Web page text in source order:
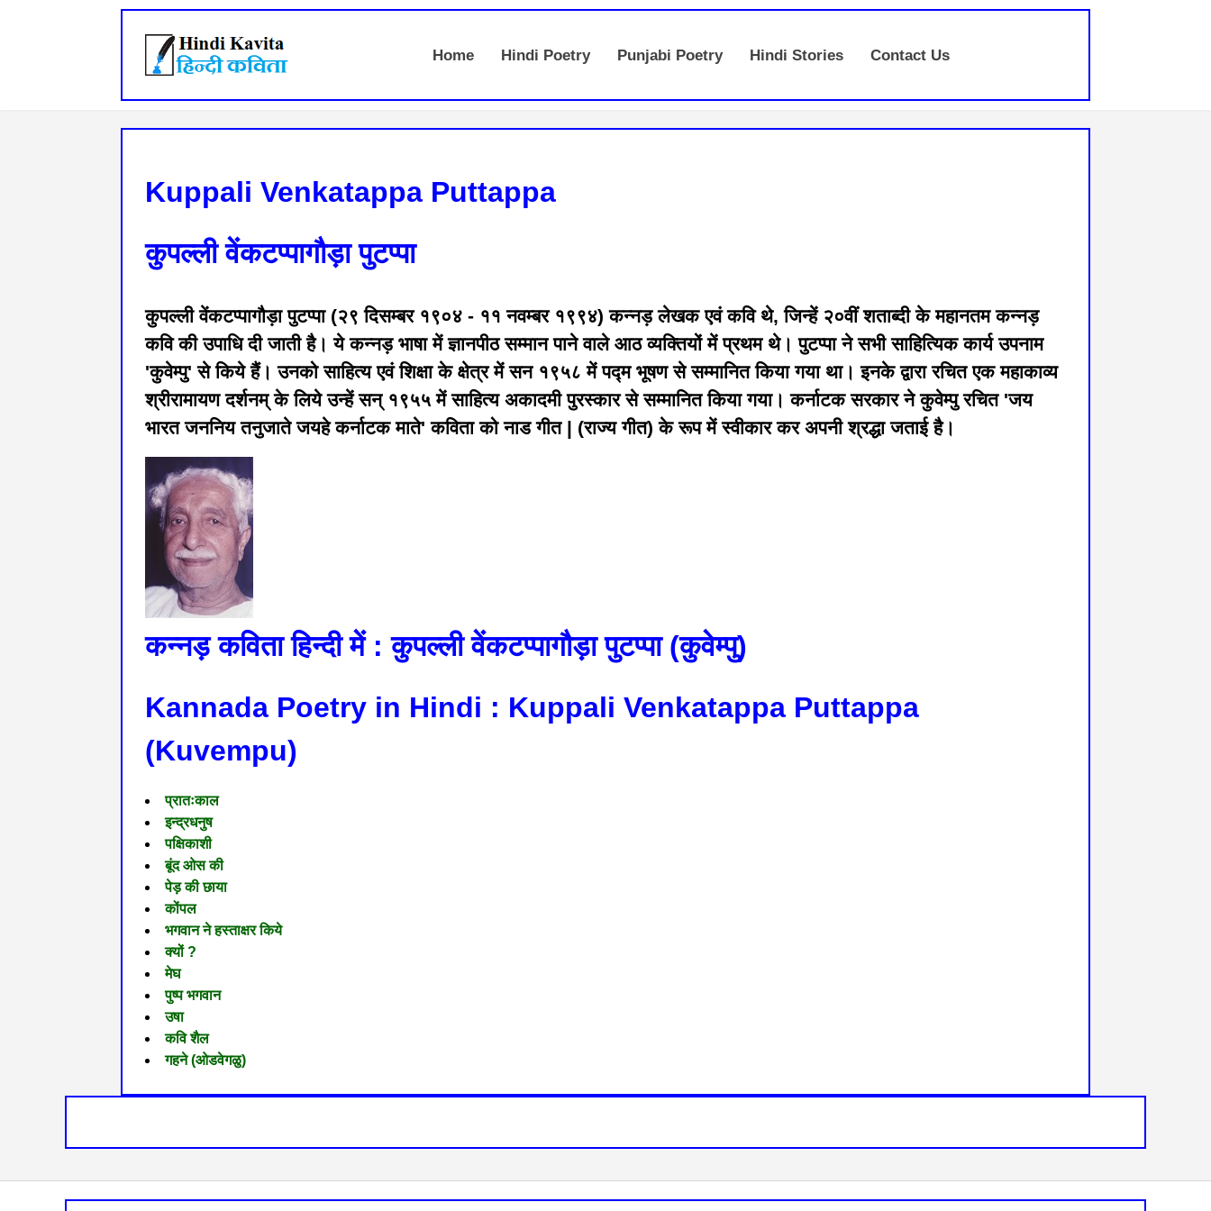
Home Hindi Poetry Punjabi Poetry Hindi Stories Contact Us
Kuppali Venkatappa Puttappa
कुपल्ली वेंकटप्पागौड़ा पुटप्पा
कुपल्ली वेंकटप्पागौड़ा पुटप्पा (२९ दिसम्बर १९०४ - ११ नवम्बर १९९४) कन्नड़ लेखक एवं कवि थे, जिन्हें २०वीं शताब्दी के महानतम कन्नड़
कवि की उपाधि दी जाती है। ये कन्नड़ भाषा में ज्ञानपीठ सम्मान पाने वाले आठ व्यक्तियों में प्रथम थे। पुटप्पा ने सभी साहित्यिक कार्य उपनाम
'कुवेम्पु' से किये हैं। उनको साहित्य एवं शिक्षा के क्षेत्र में सन १९५८ में पद्म भूषण से सम्मानित किया गया था। इनके द्वारा रचित एक महाकाव्य
श्रीरामायण दर्शनम् के लिये उन्हें सन् १९५५ में साहित्य अकादमी पुरस्कार से सम्मानित किया गया। कर्नाटक सरकार ने कुवेम्पु रचित 'जय
भारत जननिय तनुजाते जयहे कर्नाटक माते' कविता को नाड गीत | (राज्य गीत) के रूप में स्वीकार कर अपनी श्रद्धा जताई है।
कन्नड़ कविता हिन्दी में : कुपल्ली वेंकटप्पागौड़ा पुटप्पा (कुवेम्पु)
Kannada Poetry in Hindi : Kuppali Venkatappa Puttappa
(Kuvempu)
प्रातःकाल
इन्द्रधनुष
पक्षिकाशी
बूंद ओस की
पेड़ की छाया
कोंपल
भगवान ने हस्ताक्षर किये
क्यों ?
मेघ
पुष्प भगवान
उषा
कवि शैल
गहने (ओडवेगळु)